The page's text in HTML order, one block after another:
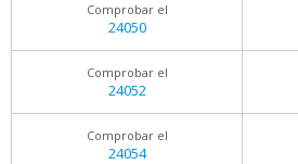
Comprobar el
24050
Comprobar el
24052
Comprobar el
24054